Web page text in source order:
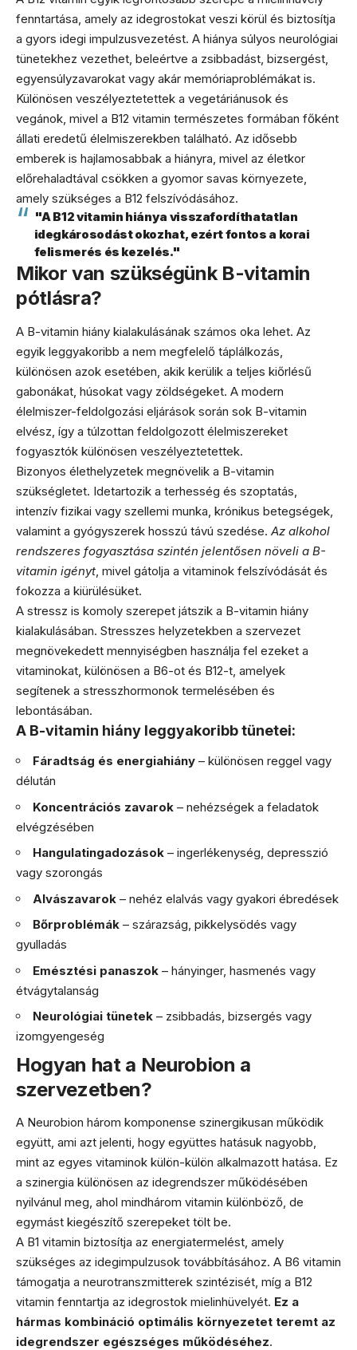
fenntartása, amely az idegrostokat veszi körül és biztosítja
a gyors idegi impulzusvezetést. A hiánya súlyos neurológiai
tünetekhez vezethet, beleértve a zsibbadást, bizsergést,
egyensúlyzavarokat vagy akár memóriaproblémákat is.
Különösen veszélyeztetettek a vegetáriánusok és
vegánok, mivel a B12 vitamin természetes formában főként
állati eredetű élelmiszerekben található. Az idősebb
emberek is hajlamosabbak a hiányra, mivel az életkor
előrehaladtával csökken a gyomor savas környezete,
amely szükséges a B12 felszívódásához.
"A B12 vitamin hiánya visszafordíthatatlan
idegkárosodást okozhat, ezért fontos a korai
felismerés és kezelés."
Mikor van szükségünk B-vitamin
pótlásra?
A B-vitamin hiány kialakulásának számos oka lehet. Az
egyik leggyakoribb a nem megfelelő táplálkozás,
különösen azok esetében, akik kerülik a teljes kiőrlésű
gabonákat, húsokat vagy zöldségeket. A modern
élelmiszer-feldolgozási eljárások során sok B-vitamin
elvész, így a túlzottan feldolgozott élelmiszereket
fogyasztók különösen veszélyeztetettek.
Bizonyos élethelyzetek megnövelik a B-vitamin
szükségletet. Idetartozik a terhesség és szoptatás,
intenzív fizikai vagy szellemi munka, krónikus betegségek,
valamint a gyógyszerek hosszú távú szedése. Az alkohol
rendszeres fogyasztása szintén jelentősen növeli a B-
vitamin igényt , mivel gátolja a vitaminok felszívódását és
fokozza a kiürülésüket.
A stressz is komoly szerepet játszik a B-vitamin hiány
kialakulásában. Stresszes helyzetekben a szervezet
megnövekedett mennyiségben használja fel ezeket a
vitaminokat, különösen a B6-ot és B12-t, amelyek
segítenek a stresszhormonok termelésében és
lebontásában.
A B-vitamin hiány leggyakoribb tünetei:
Fáradtság és energiahiány – különösen reggel vagy
délután
Koncentrációs zavarok – nehézségek a feladatok
elvégzésében
Hangulatingadozások – ingerlékenység, depresszió
vagy szorongás
Alvászavarok – nehéz elalvás vagy gyakori ébredések
Bőrproblémák – szárazság, pikkelysödés vagy
gyulladás
Emésztési panaszok – hányinger, hasmenés vagy
étvágytalanság
Neurológiai tünetek – zsibbadás, bizsergés vagy
izomgyengeség
Hogyan hat a Neurobion a
szervezetben?
A Neurobion három komponense szinergikusan működik
együtt, ami azt jelenti, hogy együttes hatásuk nagyobb,
mint az egyes vitaminok külön-külön alkalmazott hatása. Ez
a szinergia különösen az idegrendszer működésében
nyilvánul meg, ahol mindhárom vitamin különböző, de
egymást kiegészítő szerepeket tölt be.
A B1 vitamin biztosítja az energiatermelést, amely
szükséges az idegimpulzusok továbbításához. A B6 vitamin
támogatja a neurotranszmitterek szintézisét, míg a B12
vitamin fenntartja az idegrostok mielinhüvelyét. Ez a
hármas kombináció optimális környezetet teremt az
idegrendszer egészséges működéséhez.